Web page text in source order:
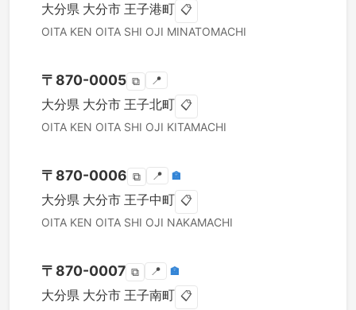
大分県 大分市 王子港町 📋
OITA KEN OITA SHI OJI MINATOMACHI
〒 870-0005 ⧉ 📍
大分県 大分市 王子北町 📋
OITA KEN OITA SHI OJI KITAMACHI
〒 870-0006 ⧉ 📍 🏣
大分県 大分市 王子中町 📋
OITA KEN OITA SHI OJI NAKAMACHI
〒 870-0007 ⧉ 📍 🏣
大分県 大分市 王子南町 📋